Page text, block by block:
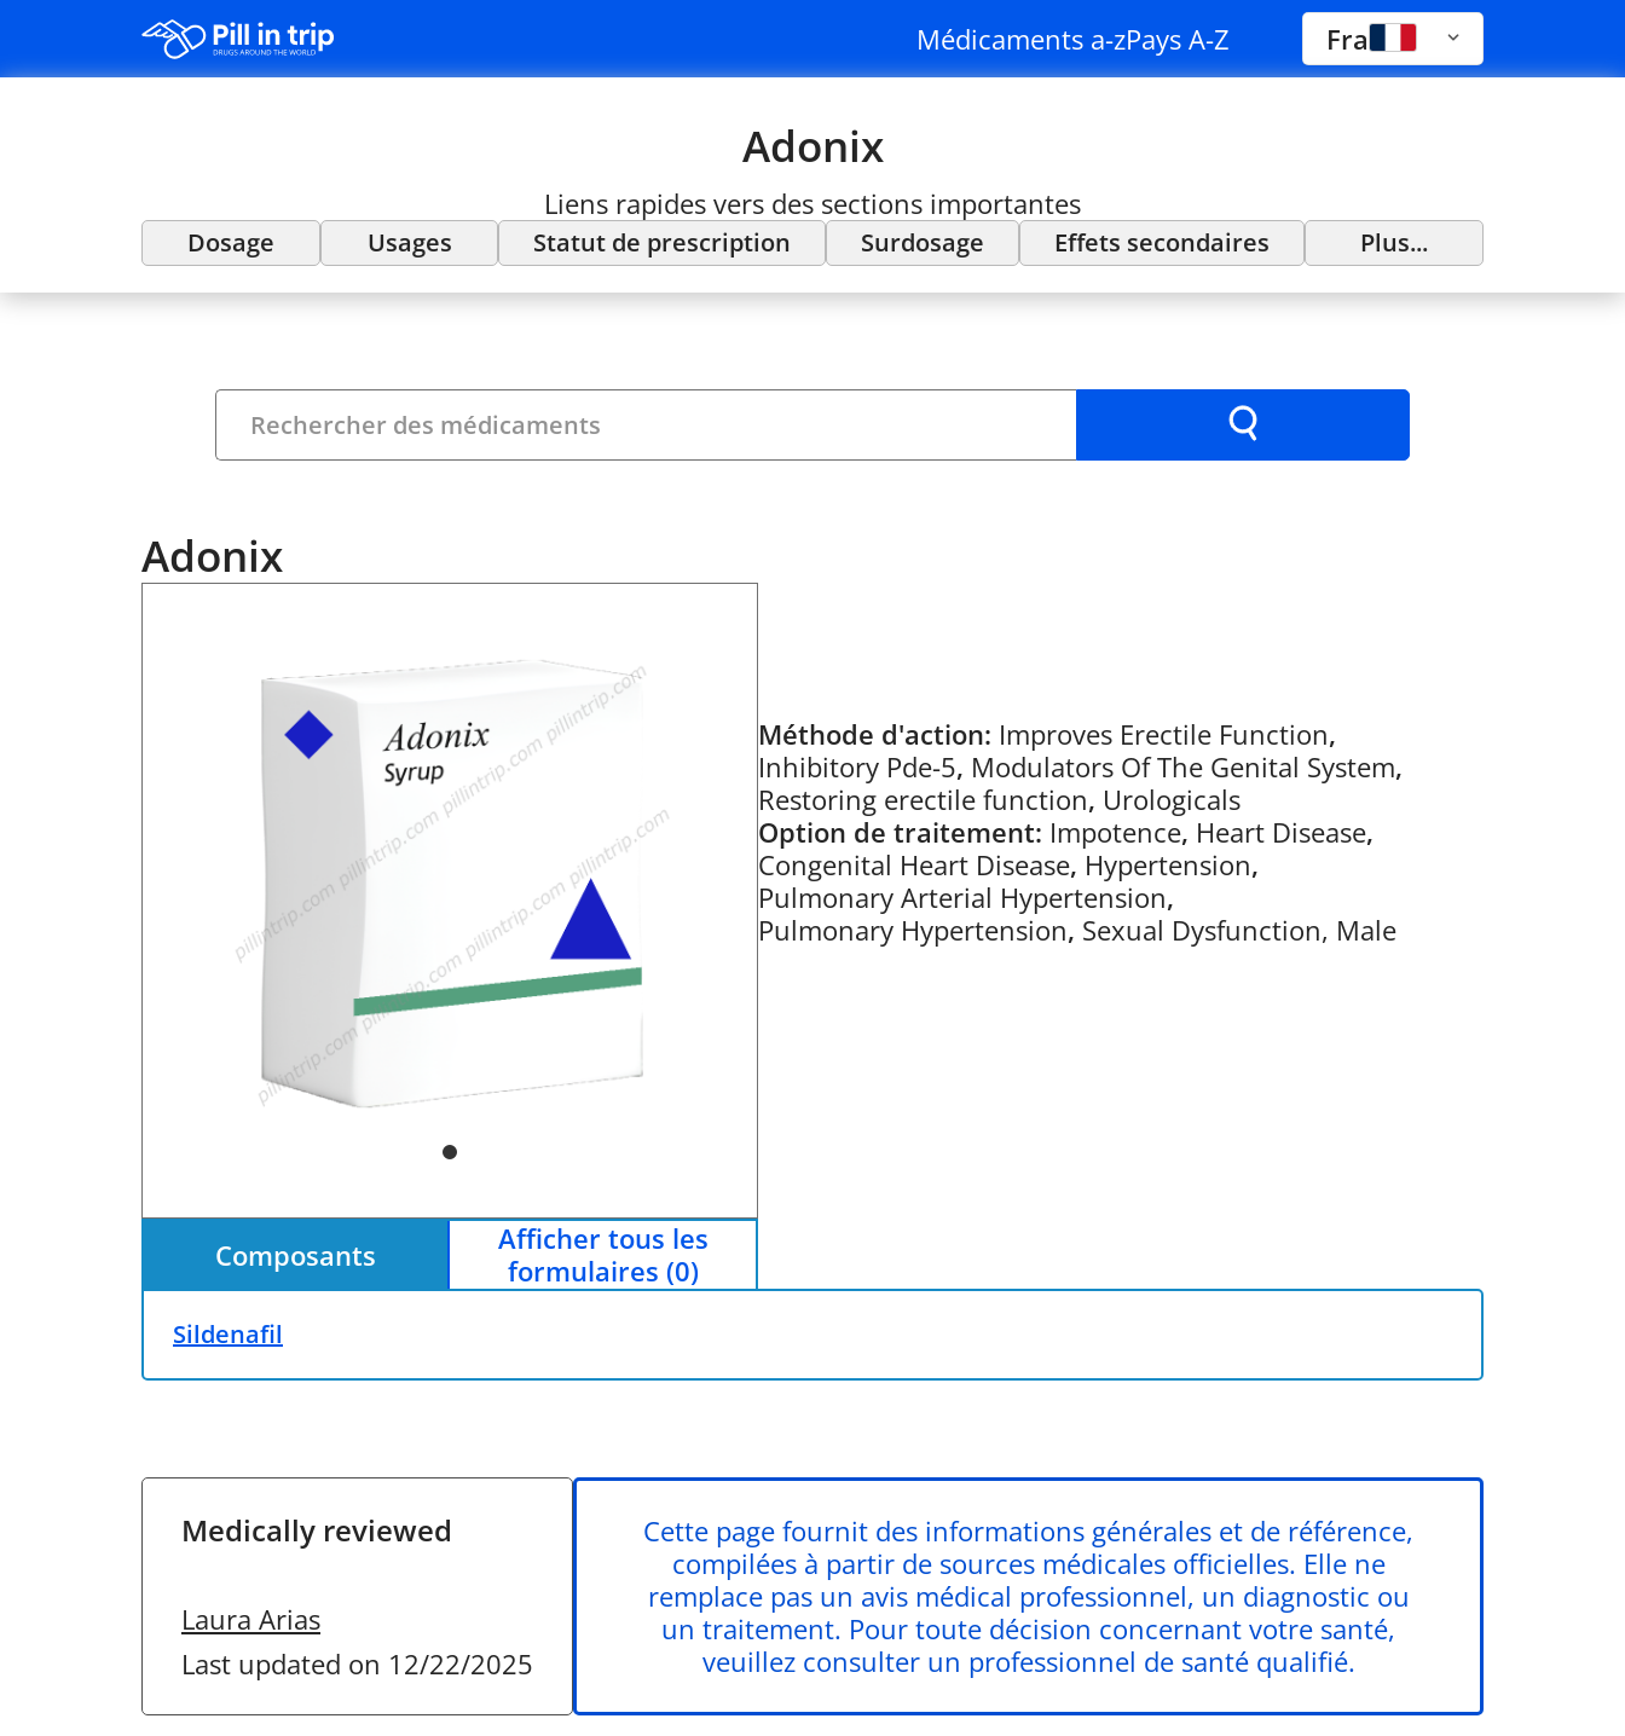
Médicaments a-zPays A-Z Fra
Adonix
Liens rapides vers des sections importantes
Dosage Usages Statut de prescription Surdosage Effets secondaires Plus...
Adonix
Composants
Afficher tous les
formulaires (0)
Méthode d'action: Improves Erectile Function,
Inhibitory Pde-5, Modulators Of The Genital System,
Restoring erectile function, Urologicals
Option de traitement: Impotence, Heart Disease,
Congenital Heart Disease, Hypertension,
Pulmonary Arterial Hypertension,
Pulmonary Hypertension, Sexual Dysfunction, Male
Sildenafil
Medically reviewed
Laura Arias
Last updated on 12/22/2025
Cette page fournit des informations générales et de référence,
compilées à partir de sources médicales officielles. Elle ne
remplace pas un avis médical professionnel, un diagnostic ou
un traitement. Pour toute décision concernant votre santé,
veuillez consulter un professionnel de santé qualifié.